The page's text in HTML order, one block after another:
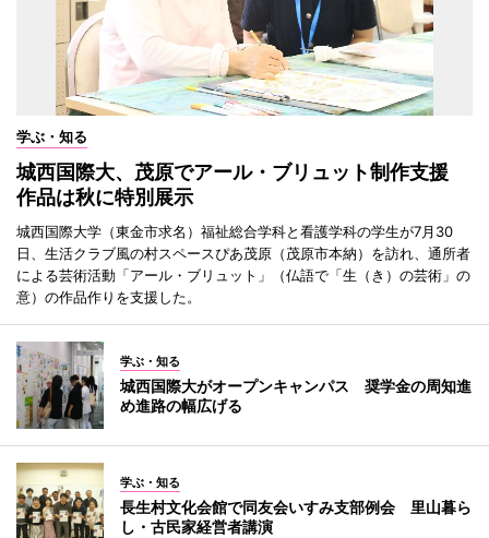
学ぶ・知る
城西国際大、茂原でアール・ブリュット制作支援
作品は秋に特別展示
城西国際大学（東金市求名）福祉総合学科と看護学科の学生が7月30
日、生活クラブ風の村スペースぴあ茂原（茂原市本納）を訪れ、通所者
による芸術活動「アール・ブリュット」（仏語で「生（き）の芸術」の
意）の作品作りを支援した。
学ぶ・知る
城西国際大がオープンキャンパス 奨学金の周知進
め進路の幅広げる
学ぶ・知る
長生村文化会館で同友会いすみ支部例会 里山暮ら
し・古民家経営者講演